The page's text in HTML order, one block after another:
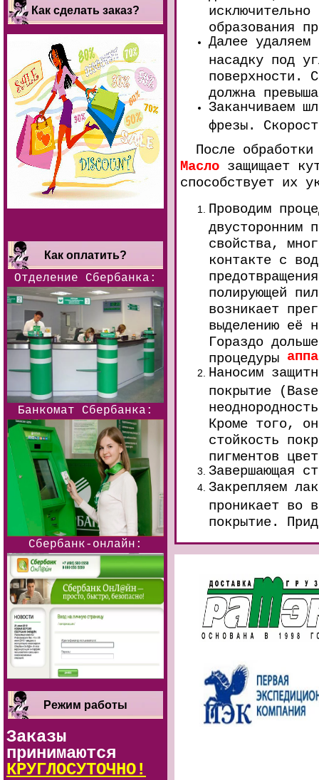
Как сделать заказ?
Как оплатить?
Отделение Сбербанка:
Банкомат Сбербанка:
Сбербанк-онлайн:
Режим работы
Заказы
принимаются
КРУГЛОСУТОЧНО!
образования
Далее удаляем
насадку под
поверхности.
должна
Заканчиваем
фрезы.
После
Масло защищает
способствует их
Проводим
двусторонним
свойства,
контакте с
полирующей
возникает
выделению её
Гораздо
процедуры
Наносим
покрытие
Кроме того,
стойкость
пигментов
Завершающая
Закрепляем
проникает во
покрытие.